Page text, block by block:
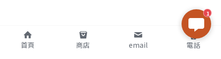
提交
1
首頁 商店 email 電話